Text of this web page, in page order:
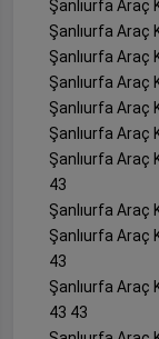
Şanlıurfa Araç
Şanlıurfa Araç
Şanlıurfa Araç
Şanlıurfa Araç
Şanlıurfa Araç
Şanlıurfa Araç
Şanlıurfa Araç
43
Şanlıurfa Araç
Şanlıurfa Araç
43
Şanlıurfa Araç
43 43